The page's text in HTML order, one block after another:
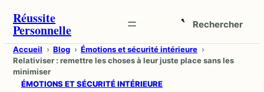
Aller
au
contenu
Réussite
Personnelle Rechercher
Ouvrir
la
recherche
Accueil Blog
Émotions et sécurité intérieure
Relativiser : remettre les choses à leur juste place sans les
minimiser
ÉMOTIONS ET SÉCURITÉ INTÉRIEURE